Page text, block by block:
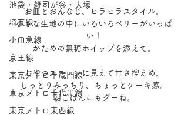
池袋・雑司が谷・大塚
埼京線
小田急線
京王線
東京メトロ半蔵門線
東京メトロ千代田線
東京メトロ東西線
お皿とおんなじ、ヒラヒラスタイル。
小さな生地の中にいろいろベリーがいっぱ
い！
かための無糖ホイップを添えて。
おやつスコーンに見えて甘さ控えめ。
しっとりみっちり、ちょっとケーキ感。
朝ごはんにもグーね。